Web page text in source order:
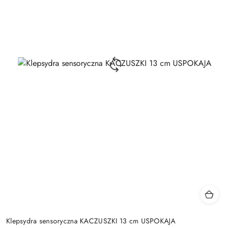
Klepsydra sensoryczna KACZUSZKI 13 cm USPOKAJA